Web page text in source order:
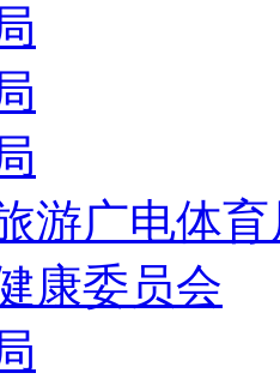
游广电体育
康委员会